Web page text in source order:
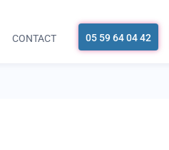
CONTACT 05 59 64 04 42